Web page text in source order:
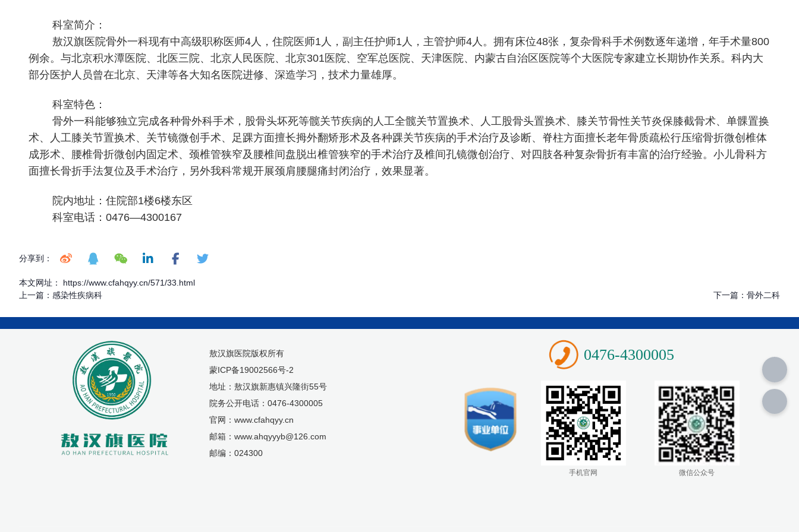
科室简介：
敖汉旗医院骨外一科现有中高级职称医师4人，住院医师1人，副主任护师1人，主管护师4人。拥有床位48张，复杂骨科手术例数逐年递增，年手术量800
例余。与北京积水潭医院、北医三院、北京人民医院、北京301医院、空军总医院、天津医院、内蒙古自治区医院等个大医院专家建立长期协作关系。科内大
部分医护人员曾在北京、天津等各大知名医院进修、深造学习，技术力量雄厚。
科室特色：
骨外一科能够独立完成各种骨外科手术，股骨头坏死等髋关节疾病的人工全髋关节置换术、人工股骨头置换术、膝关节骨性关节炎保膝截骨术、单髁置换
术、人工膝关节置换术、关节镜微创手术、足踝方面擅长拇外翻矫形术及各种踝关节疾病的手术治疗及诊断、脊柱方面擅长老年骨质疏松行压缩骨折微创椎体
成形术、腰椎骨折微创内固定术、颈椎管狭窄及腰椎间盘脱出椎管狭窄的手术治疗及椎间孔镜微创治疗、对四肢各种复杂骨折有丰富的治疗经验。小儿骨科方
面擅长骨折手法复位及手术治疗，另外我科常规开展颈肩腰腿痛封闭治疗，效果显著。
院内地址：住院部1楼6楼东区
科室电话：0476—4300167
分享到：
本文网址： https://www.cfahqyy.cn/571/33.html
上一篇： 感染性疾病科 下一篇： 骨外二科
敖汉旗医院版权所有
蒙ICP备19002566号-2
地址：敖汉旗新惠镇兴隆街55号
院务公开电话：0476-4300005
官网：www.cfahqyy.cn
邮箱：www.ahqyyyb@126.com
邮编：024300
0476-4300005
手机官网 微信公众号